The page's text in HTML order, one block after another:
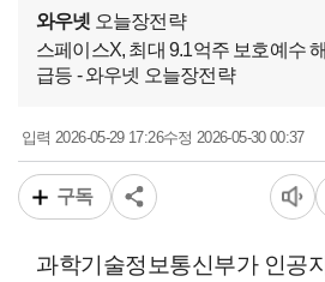
와우넷 오늘장전략
스페이스X, 최대 9.1억주 보호예수
급등 - 와우넷 오늘장전략
입력2026-05-29 17:26수정 2026-05-30 00:37
구독
과학기술정보통신부가 인공